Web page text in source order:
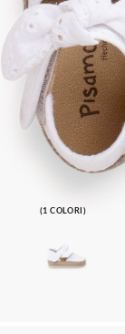
(1 COLORI)